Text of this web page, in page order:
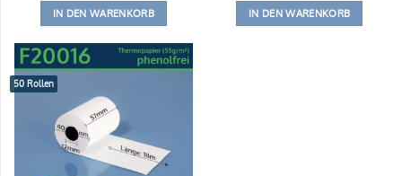
IN DEN WARENKORB IN DEN WARENKORB
50 Rollen